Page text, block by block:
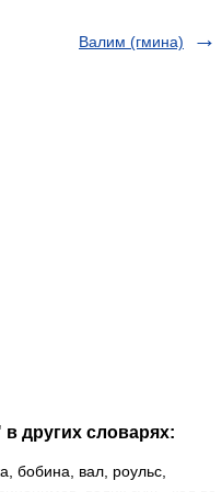
Валим (гмина)
других словарях:
бобина, вал, роульс,